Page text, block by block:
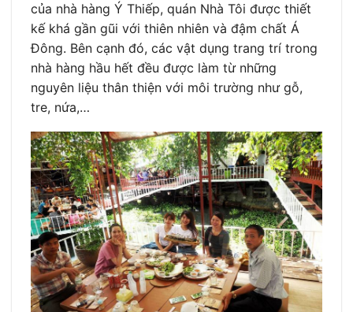
của nhà hàng Ý Thiếp, quán Nhà Tôi được thiết
kế khá gần gũi với thiên nhiên và đậm chất Á
Đông. Bên cạnh đó, các vật dụng trang trí trong
nhà hàng hầu hết đều được làm từ những
nguyên liệu thân thiện với môi trường như gỗ,
tre, nứa,…